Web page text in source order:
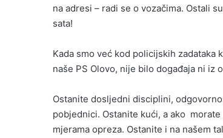
na adresi – radi se o vozačima. Ostali
sata!
Kada smo već kod policijskih zadataka
naše PS Olovo, nije bilo događaja ni iz
Ostanite dosljedni disciplini,
pobjednici. Ostanite kući, a ako
mjerama opreza. Ostanite i na našem